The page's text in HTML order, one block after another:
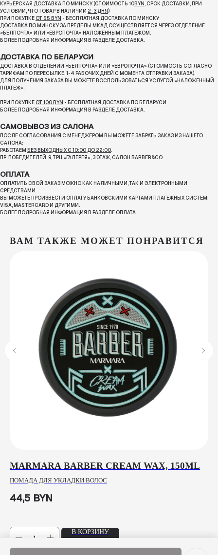
КУРЬЕРСКАЯ ДОСТАВКА ПО МИНСКУ (СТОИМОСТЬ 10BYN, СРОК ДОСТАВКИ, ПРИ
УСЛОВИИ, ЧТО ТОВАР В НАЛИЧИИ 2-3 ДНЯ )
ПРИ ПОКУПКЕ ОТ 55 BYN - БЕСПЛАТНАЯ ДОСТАВКА ПО МИНСКУ
ДОСТАВКА ПО МИНСКУ ЗА ПРЕДЕЛЫ МКАД ОСУЩЕСТВЛЯЕТСЯ ЧЕРЕЗ ОТДЕЛЕНИЕ
«БЕЛПОЧТА» ИЛИ «ЕВРОПОЧТА» НАЛОЖЕННЫМ ПЛАТЕЖОМ.
БОЛЕЕ ПОДРОБНАЯ ИНФОРМАЦИЯ В РАЗДЕЛЕ ДОСТАВКА.
ДОСТАВКА ПО БЕЛАРУСИ
ДОСТАВКА В ОТДЕЛЕНИИ «БЕЛПОЧТА» ИЛИ «ЕВРОПОЧТА» (СТОИМОСТЬ СОГЛАСНО
ТАРИФАМ ПО ПЕРЕСЫЛКЕ, 1-4 РАБОЧИХ ДНЕЙ С МОМЕНТА ОТПРАВКИ ЗАКАЗА).
ДЛЯ ПОЛУЧЕНИЯ ЗАКАЗА ВЫ МОЖЕТЕ ВОСПОЛЬЗОВАТЬСЯ УСЛУГОЙ «НАЛОЖЕННЫЙ
ПЛАТЕЖ».
ПРИ ПОКУПКЕ ОТ 100 BYN - БЕСПЛАТНАЯ ДОСТАВКА ПО БЕЛАРУСИ
БОЛЕЕ ПОДРОБНАЯ ИНФОРМАЦИЯ В РАЗДЕЛЕ ДОСТАВКА.
САМОВЫВОЗ ИЗ САЛОНА
ПОСЛЕ СОГЛАСОВАНИЯ С МЕНЕДЖЕРОМ ВЫ МОЖЕТЕ ЗАБРАТЬ ЗАКАЗ ИЗ НАШЕГО
САЛОНА:
РАБОТАЕМ БЕЗ ВЫХОДНЫХ С 10:00 ДО 22:00.
ПР. ПОБЕДИТЕЛЕЙ, 9, ТРЦ «ГАЛЕРЕЯ», 3 ЭТАЖ, САЛОН BARBER&CO.
ОПЛАТА
ОПЛАТИТЬ СВОЙ ЗАКАЗ МОЖНО КАК НАЛИЧНЫМИ, ТАК И ЭЛЕКТРОННЫМИ
СРЕДСТВАМИ.
ВЫ МОЖЕТЕ ПРОИЗВЕСТИ ОПЛАТУ БАНКОВСКИМИ КАРТАМИ ПЛАТЕЖНЫХ СИСТЕМ:
VISA, MASTERCARD И ДРУГИМИ.
БОЛЕЕ ПОДРОБНАЯ ИНФОРМАЦИЯ В РАЗДЕЛЕ ОПЛАТА.
ВАМ ТАКЖЕ МОЖЕТ ПОНРАВИТСЯ
MARMARA BARBER CREAM WAX, 150ML
ПОМАДА ДЛЯ УКЛАДКИ ВОЛОС
44,5 BYN
В КОРЗИНУ